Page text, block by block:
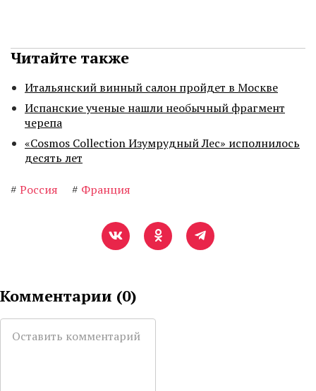
Читайте также
Итальянский винный салон пройдет в Москве
Испанские ученые нашли необычный фрагмент
черепа
«Cosmos Collection Изумрудный Лес» исполнилось
десять лет
# Россия # Франция
Комментарии (0)